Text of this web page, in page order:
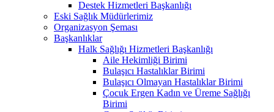
Destek Hizmetleri Başkanlığı
Eski Sağlık Müdürlerimiz
Organizasyon Şeması
Başkanlıklar
Halk Sağlığı Hizmetleri Başkanlığı
Aile Hekimliği Birimi
Bulaşıcı Hastalıklar Birimi
Bulaşıcı Olmayan Hastalıklar Birimi
Çocuk Ergen Kadın ve Üreme Sağlığı
Birimi